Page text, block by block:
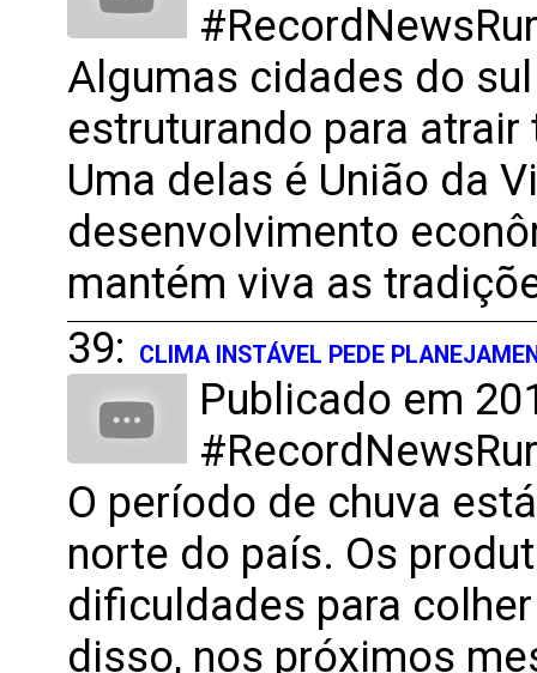
Algumas cidades do
estruturando para
Uma delas é União da
desenvolvimento
mantém viva as
39:
CLIMA INSTÁVEL PEDE
Publicado em
O período de chuva
norte do país. Os
dificuldades para
disso, nos próximos